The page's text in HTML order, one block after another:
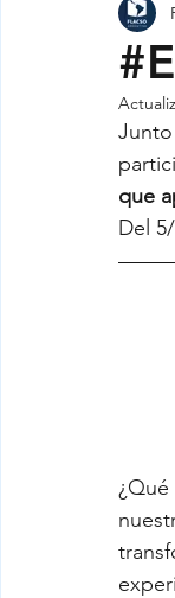
Eventos
Enseñanza
La vida del
María
Junto
que
Del